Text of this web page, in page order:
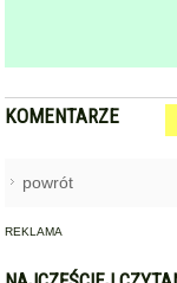
KOMENTARZE
powrót
REKLAMA